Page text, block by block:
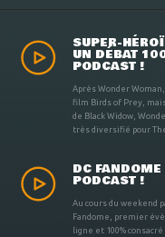
SUPER-
UN DÉBAT
PODCAST !
Après Wonder
film Birds of Prey,
de Black Widow,
très diversifié pour
DC
PODCAST !
Au cours du weekend
Fandome, premier
ligne et 100%